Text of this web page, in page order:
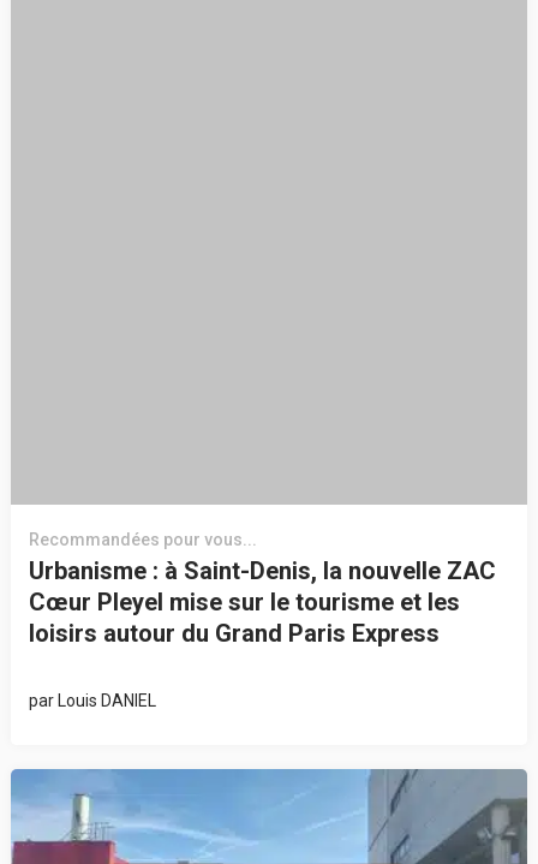
Recommandées pour vous...
Urbanisme : à Saint-Denis, la nouvelle ZAC
Cœur Pleyel mise sur le tourisme et les
loisirs autour du Grand Paris Express
par Louis DANIEL